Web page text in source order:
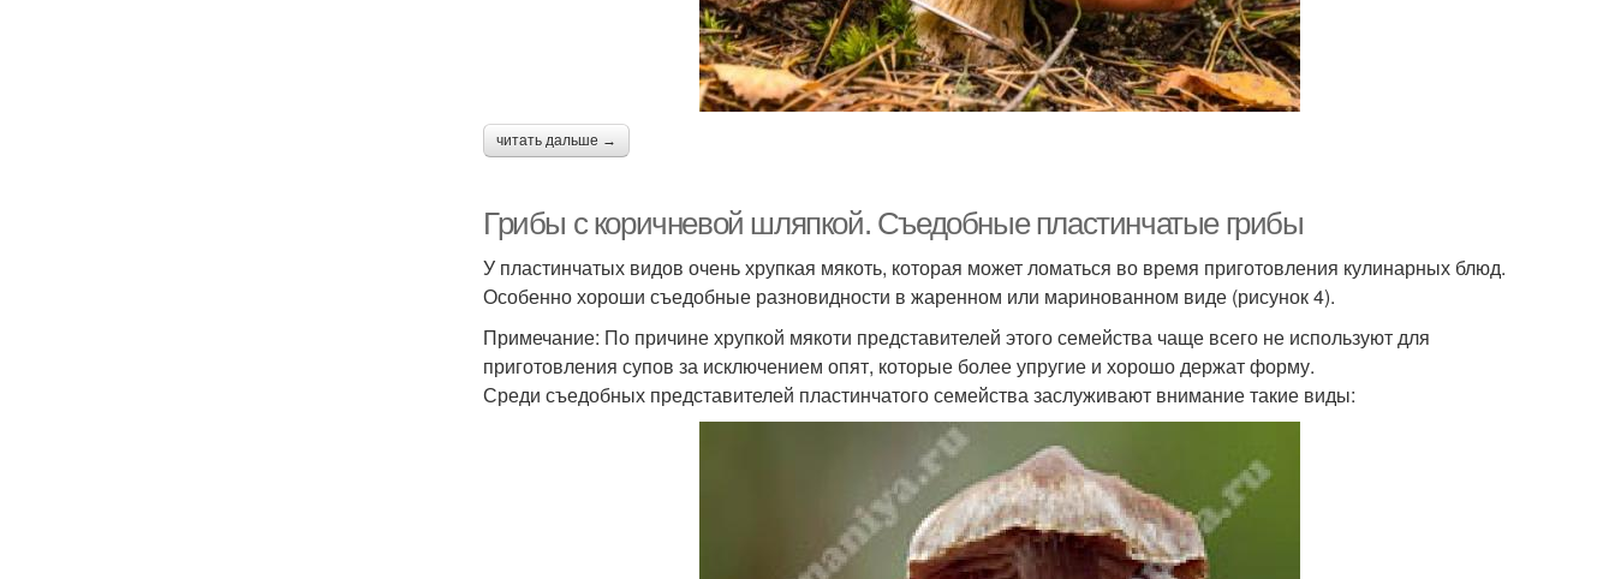
читать дальше →
Грибы с коричневой шляпкой. Съедобные пластинчатые грибы
У пластинчатых видов очень хрупкая мякоть, которая может ломаться во время приготовления кулинарных блюд.
Особенно хороши съедобные разновидности в жаренном или маринованном виде (рисунок 4).
Примечание: По причине хрупкой мякоти представителей этого семейства чаще всего не используют для
приготовления супов за исключением опят, которые более упругие и хорошо держат форму.
Среди съедобных представителей пластинчатого семейства заслуживают внимание такие виды: